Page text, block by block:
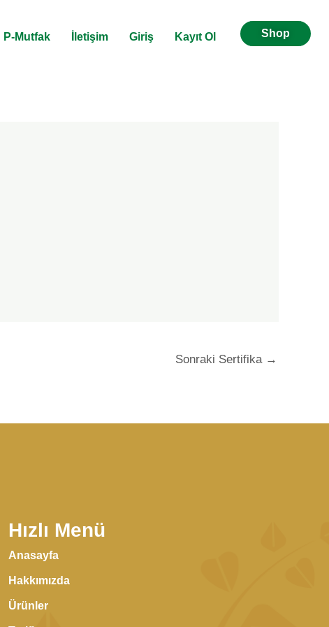
P-Mutfak İletişim Giriş Kayıt Ol Shop
Sonraki Sertifika →
Hızlı Menü
Anasayfa
Hakkımızda
Ürünler